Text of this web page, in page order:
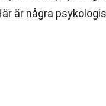
är några